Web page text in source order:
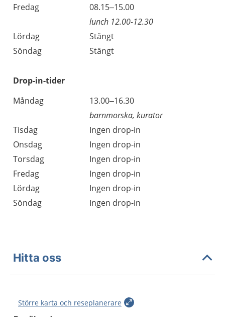
Fredag
08.15–15.00
lunch 12.00-12.30
Lördag
Stängt
Söndag
Stängt
Drop-in-tider
Måndag
13.00–16.30
barnmorska, kurator
Tisdag
Ingen drop-in
Onsdag
Ingen drop-in
Torsdag
Ingen drop-in
Fredag
Ingen drop-in
Lördag
Ingen drop-in
Söndag
Ingen drop-in
Hitta oss
Större karta och reseplanerare